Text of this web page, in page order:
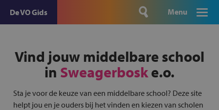
De VO Gids Menu
Vind jouw middelbare school
in Sweagerboske.o.
Sta je voor de keuze van een middelbare school? Deze site
helpt jou en je ouders bij het vinden en kiezen van scholen